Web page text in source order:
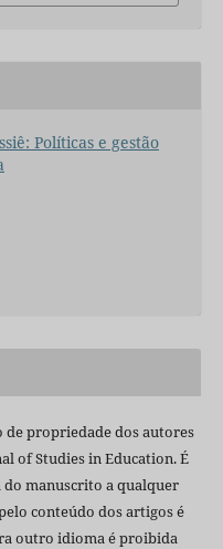
Políticas e gestão
de propriedade dos autores
of Studies in Education. É
manuscrito a qualquer
conteúdo dos artigos é
outro idioma é proibida